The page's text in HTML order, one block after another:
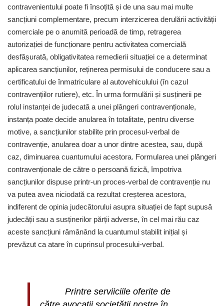
contravenientului poate fi însoțită și de una sau mai multe
sancțiuni complementare, precum interzicerea derulării activității
comerciale pe o anumită perioadă de timp, retragerea
autorizației de funcționare pentru activitatea comercială
desfășurată, obligativitatea remedierii situației ce a determinat
aplicarea sancțiunilor, reținerea permisului de conducere sau a
certificatului de înmatriculare al autovehiculului (în cazul
contravențiilor rutiere), etc. În urma formulării și susținerii pe
rolul instanței de judecată a unei plângeri contravenționale,
instanța poate decide anularea în totalitate, pentru diverse
motive, a sancțiunilor stabilite prin procesul-verbal de
contravenție, anularea doar a unor dintre acestea, sau, după
caz, diminuarea cuantumului acestora. Formularea unei plângeri
contravenționale de către o persoană fizică, împotriva
sancțiunilor dispuse printr-un proces-verbal de contravenție nu
va putea avea niciodată ca rezultat creșterea acestora,
indiferent de opinia judecătorului asupra situației de fapt supusă
judecății sau a susținerilor părții adverse, în cel mai rău caz
aceste sancțiuni rămânând la cuantumul stabilit inițial și
prevăzut ca atare în cuprinsul procesului-verbal.
Printre serviiciile oferite de